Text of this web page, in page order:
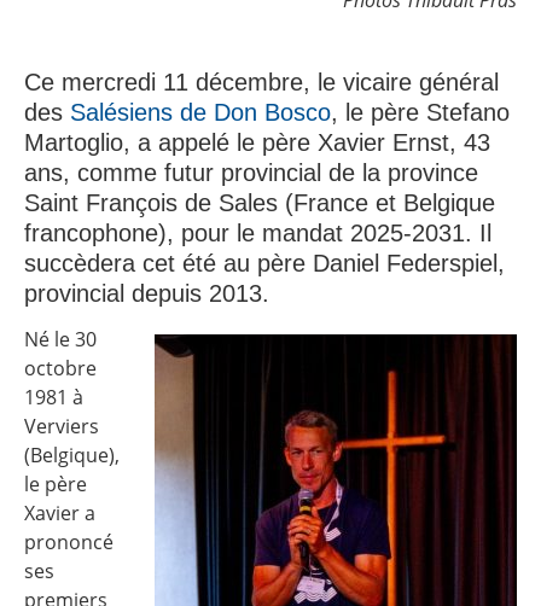
Ce mercredi 11 décembre, le vicaire général
des Salésiens de Don Bosco, le père Stefano
Martoglio, a appelé le père Xavier Ernst, 43
ans, comme futur provincial de la province
Saint François de Sales (France et Belgique
francophone), pour le mandat 2025-2031. Il
succèdera cet été au père Daniel Federspiel,
provincial depuis 2013.
Né le 30
octobre
1981 à
Verviers
(Belgique),
le père
Xavier a
prononcé
ses
premiers